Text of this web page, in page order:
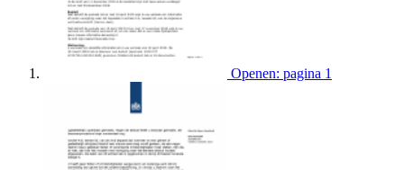
Openen: pagina 1